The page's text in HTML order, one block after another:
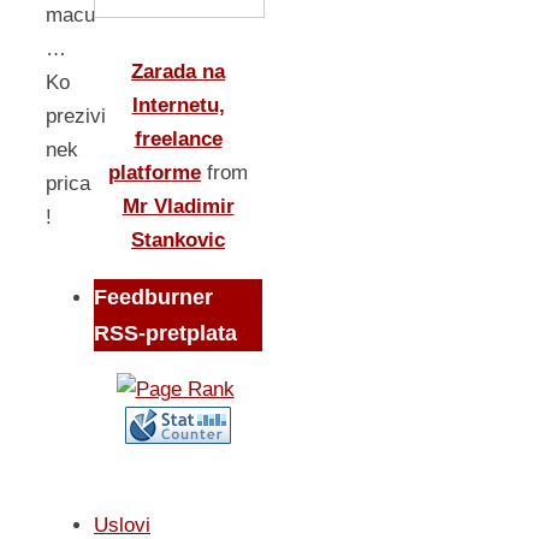
macu
…
Ko
prezivi
nek
prica
!
Zarada na
Internetu,
freelance
platforme from
Mr Vladimir
Stankovic
Feedburner
RSS-pretplata
Uslovi